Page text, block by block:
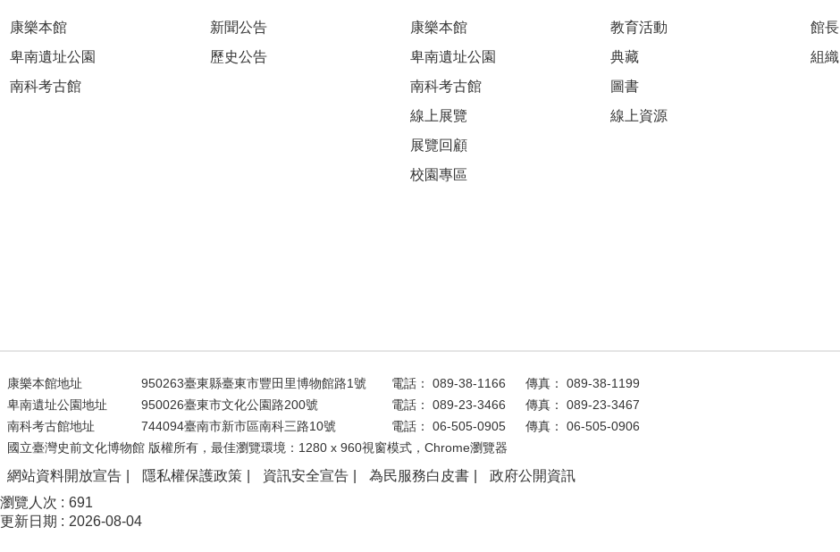
康樂本館
卑南遺址公園
南科考古館
新聞公告
歷史公告
康樂本館
卑南遺址公園
南科考古館
線上展覽
展覽回顧
校園專區
教育活動
典藏
圖書
線上資源
館長
組織
康樂本館地址 950263臺東縣臺東市豐田里博物館路1號 電話： 089-38-1166
傳真： 089-38-1199
卑南遺址公園地址
950026臺東市文化公園路200號 電話： 089-23-3466
傳真： 089-23-3467
南科考古館地址
744094臺南市新市區南科三路10號 電話： 06-505-0905
傳真： 06-505-0906
國立臺灣史前文化博物館 版權所有，最佳瀏覽環境：1280 x 960視窗模式，Chrome瀏覽器
網站資料開放宣告 隱私權保護政策 資訊安全宣告 為民服務白皮書
政府公開資訊
瀏覽人次
691
更新日期
2026-08-04